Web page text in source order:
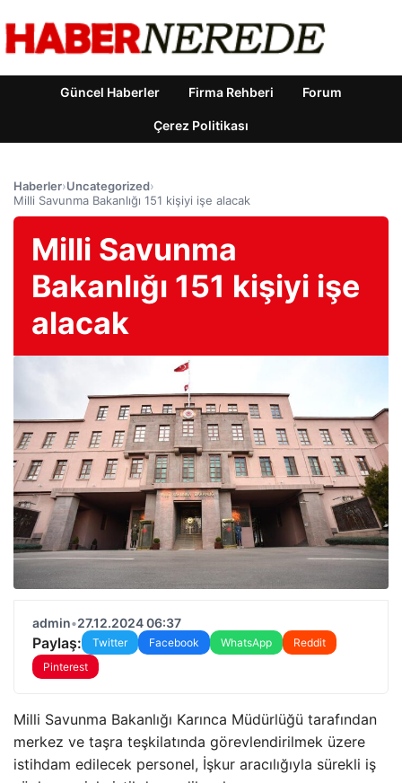
Güncel Haberler Firma Rehberi Forum
Çerez Politikası
Haberler›Uncategorized›
Milli Savunma Bakanlığı 151 kişiyi işe alacak
Milli Savunma
Bakanlığı 151 kişiyi işe
alacak
admin•27.12.2024 06:37
Paylaş: Twitter Facebook WhatsApp
Reddit
Pinterest
Milli Savunma Bakanlığı Karınca Müdürlüğü tarafından
merkez ve taşra teşkilatında görevlendirilmek üzere
istihdam edilecek personel, İşkur aracılığıyla sürekli iş